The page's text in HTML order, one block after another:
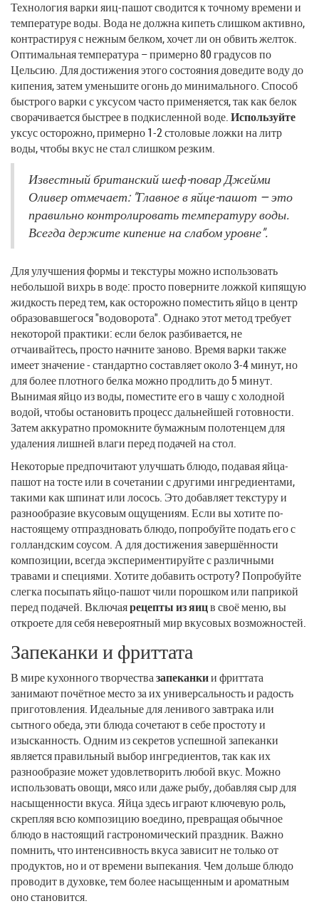
Технология варки яиц-пашот сводится к точному времени и
температуре воды. Вода не должна кипеть слишком активно,
контрастируя с нежным белком, хочет ли он обвить желток.
Оптимальная температура – примерно 80 градусов по
Цельсию. Для достижения этого состояния доведите воду до
кипения, затем уменьшите огонь до минимального. Способ
быстрого варки с уксусом часто применяется, так как белок
сворачивается быстрее в подкисленной воде.Используйте
уксус осторожно, примерно 1-2 столовые ложки на литр
воды, чтобы вкус не стал слишком резким.
Известный британский шеф-повар Джейми
Оливер отмечает: "Главное в яйце-пашот — это
правильно контролировать температуру воды.
Всегда держите кипение на слабом уровне".
Для улучшения формы и текстуры можно использовать
небольшой вихрь в воде: просто поверните ложкой кипящую
жидкость перед тем, как осторожно поместить яйцо в центр
образовавшегося "водоворота". Однако этот метод требует
некоторой практики: если белок разбивается, не
отчаивайтесь, просто начните заново. Время варки также
имеет значение - стандартно составляет около 3-4 минут, но
для более плотного белка можно продлить до 5 минут.
Вынимая яйцо из воды, поместите его в чашу с холодной
водой, чтобы остановить процесс дальнейшей готовности.
Затем аккуратно промокните бумажным полотенцем для
удаления лишней влаги перед подачей на стол.
Некоторые предпочитают улучшать блюдо, подавая яйца-
пашот на тосте или в сочетании с другими ингредиентами,
такими как шпинат или лосось. Это добавляет текстуру и
разнообразие вкусовым ощущениям. Если вы хотите по-
настоящему отпраздновать блюдо, попробуйте подать его с
голландским соусом. А для достижения завершённости
композиции, всегда экспериментируйте с различными
травами и специями. Хотите добавить остроту? Попробуйте
слегка посыпать яйцо-пашот чили порошком или паприкой
перед подачей. Включаярецепты из яицв своё меню, вы
откроете для себя невероятный мир вкусовых возможностей.
Запеканки и фриттата
В мире кухонного творчествазапеканкии фриттата
занимают почётное место за их универсальность и радость
приготовления. Идеальные для ленивого завтрака или
сытного обеда, эти блюда сочетают в себе простоту и
изысканность. Одним из секретов успешной запеканки
является правильный выбор ингредиентов, так как их
разнообразие может удовлетворить любой вкус. Можно
использовать овощи, мясо или даже рыбу, добавляя сыр для
насыщенности вкуса. Яйца здесь играют ключевую роль,
скрепляя всю композицию воедино, превращая обычное
блюдо в настоящий гастрономический праздник. Важно
помнить, что интенсивность вкуса зависит не только от
продуктов, но и от времени выпекания. Чем дольше блюдо
проводит в духовке, тем более насыщенным и ароматным
оно становится.